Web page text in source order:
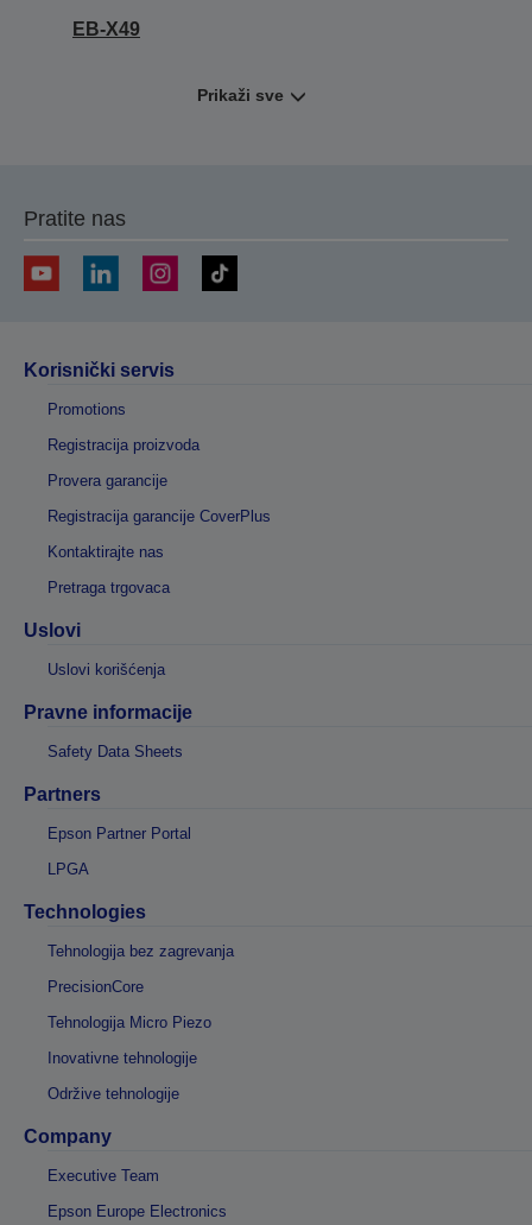
EB-X49
Prikaži sve
Pratite nas
Korisnički servis
Promotions
Registracija proizvoda
Provera garancije
Registracija garancije CoverPlus
Kontaktirajte nas
Pretraga trgovaca
Uslovi
Uslovi korišćenja
Pravne informacije
Safety Data Sheets
Partners
Epson Partner Portal
LPGA
Technologies
Tehnologija bez zagrevanja
PrecisionCore
Tehnologija Micro Piezo
Inovativne tehnologije
Održive tehnologije
Company
Executive Team
Epson Europe Electronics